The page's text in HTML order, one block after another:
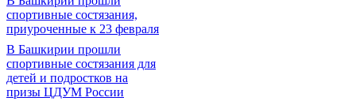
спортивные состязания,
приуроченные к 23 февраля
В Башкирии прошли
спортивные состязания для
детей и подростков на
призы ЦДУМ России